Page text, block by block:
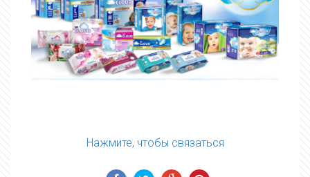
Нажмите, чтобы связаться